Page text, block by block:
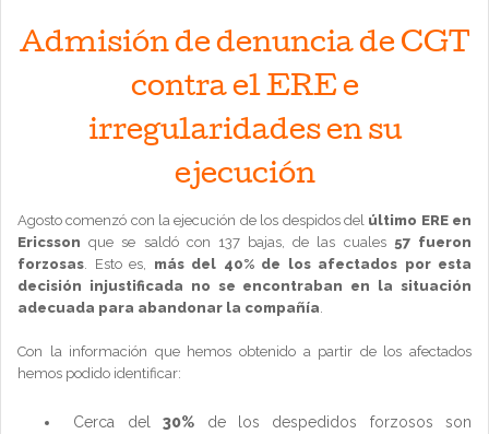
Admisión de denuncia de CGT
contra el ERE e
irregularidades en su
ejecución
Agosto comenzó con la ejecución de los despidos del último ERE en
Ericsson que se saldó con 137 bajas, de las cuales 57 fueron
forzosas. Esto es, más del 40% de los afectados por esta
decisión injustificada no se encontraban en la situación
adecuada para abandonar la compañía.
Con la información que hemos obtenido a partir de los afectados
hemos podido identificar:
Cerca del30% de los despedidos forzosos son